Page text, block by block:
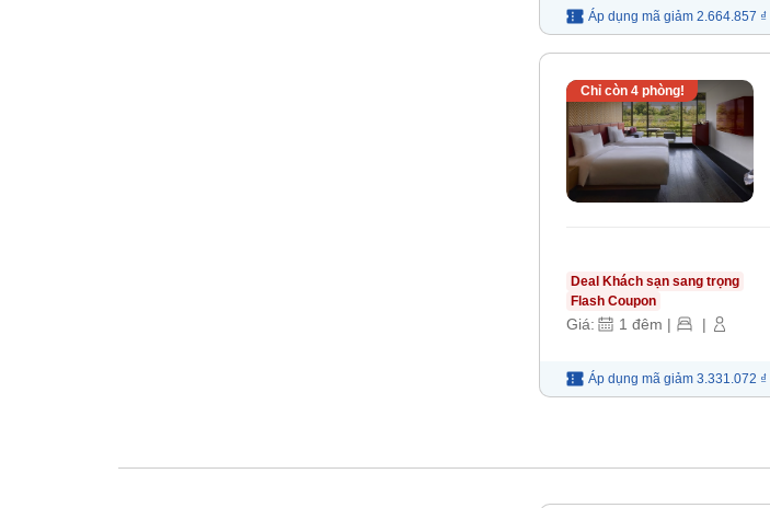
Áp dụng mã giảm 2.664.857 ₫
Chỉ còn 4phòng!
Deal Khách sạn sang trọng
Flash Coupon
Giá: 1 đêm | |
Áp dụng mã giảm 3.331.072 ₫